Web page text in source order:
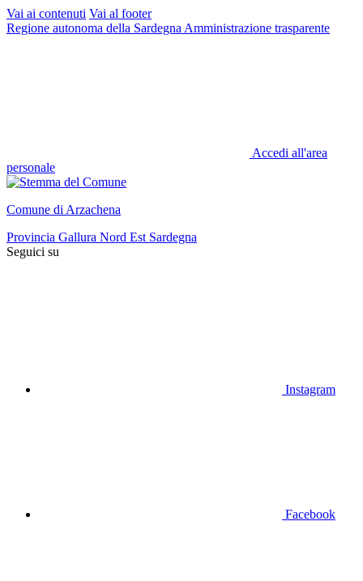
Vai ai contenuti Vai al footer
Regione autonoma della Sardegna Amministrazione trasparente
Accedi all'area
personale
Comune di Arzachena
Provincia Gallura Nord Est Sardegna
Seguici su
Instagram
Facebook